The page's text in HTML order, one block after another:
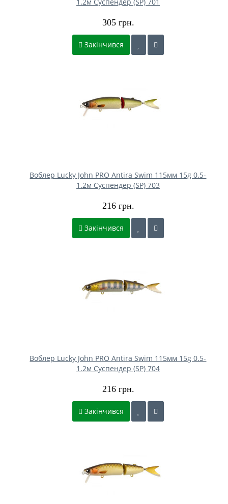
305 грн.
Закінчився
Воблер Lucky John PRO Antira Swim 115мм 15g 0.5-
1.2м Cуспендер (SP) 703
216 грн.
Закінчився
Воблер Lucky John PRO Antira Swim 115мм 15g 0.5-
1.2м Cуспендер (SP) 704
216 грн.
Закінчився